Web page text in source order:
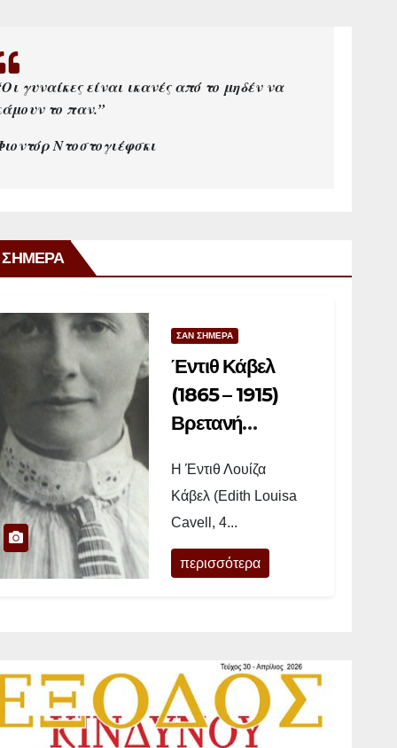
γυναίκες είναι ικανές από το μηδέν να
το παν.”
Ντοστογιέφσκι
ΣΑΝ ΣΗΜΕΡΑ
Έντιθ Κάβελ
(1865 – 1915)
Βρετανή
Η Έντιθ Λουίζα
Κάβελ (Edith Louisa
Cavell, 4...
περισσότερα